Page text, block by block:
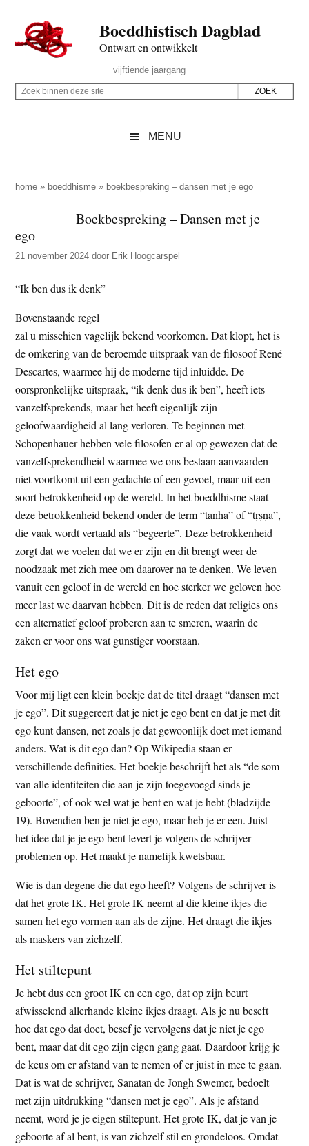
naar
de
inhoud
secondary
naar
de
sidebar
naar
de
Boeddhistisch Dagblad
Ontwart en ontwikkelt
Rechts
vijftiende jaargang
Z
p
z
e
s
t
e
Z
i
e
n
e
e
s
i
t
e
MENU
home » boeddhisme » boekbespreking – dansen met je ego
Boekbespreking – Dansen met je
ego
21 november 2024 door Erik Hoogcarspel
“Ik ben dus ik denk”
Bovenstaande regel
zal u misschien vagelijk bekend voorkomen. Dat klopt, het is
de omkering van de beroemde uitspraak van de filosoof René
Descartes, waarmee hij de moderne tijd inluidde. De
oorspronkelijke uitspraak, “ik denk dus ik ben”, heeft iets
vanzelfsprekends, maar het heeft eigenlijk zijn
geloofwaardigheid al lang verloren. Te beginnen met
Schopenhauer hebben vele filosofen er al op gewezen dat de
vanzelfsprekendheid waarmee we ons bestaan aanvaarden
niet voortkomt uit een gedachte of een gevoel, maar uit een
soort betrokkenheid op de wereld. In het boeddhisme staat
deze betrokkenheid bekend onder de term “tanha” of “tṛṣṇa”,
die vaak wordt vertaald als “begeerte”. Deze betrokkenheid
zorgt dat we voelen dat we er zijn en dit brengt weer de
noodzaak met zich mee om daarover na te denken. We leven
vanuit een geloof in de wereld en hoe sterker we geloven hoe
meer last we daarvan hebben. Dit is de reden dat religies ons
een alternatief geloof proberen aan te smeren, waarin de
zaken er voor ons wat gunstiger voorstaan.
Het ego
Voor mij ligt een klein boekje dat de titel draagt “dansen met
je ego”. Dit suggereert dat je niet je ego bent en dat je met dit
ego kunt dansen, net zoals je dat gewoonlijk doet met iemand
anders. Wat is dit ego dan? Op Wikipedia staan er
verschillende definities. Het boekje beschrijft het als “de som
van alle identiteiten die aan je zijn toegevoegd sinds je
geboorte”, of ook wel wat je bent en wat je hebt (bladzijde
19). Bovendien ben je niet je ego, maar heb je er een. Juist
het idee dat je je ego bent levert je volgens de schrijver
problemen op. Het maakt je namelijk kwetsbaar.
Wie is dan degene die dat ego heeft? Volgens de schrijver is
dat het grote IK. Het grote IK neemt al die kleine ikjes die
samen het ego vormen aan als de zijne. Het draagt die ikjes
als maskers van zichzelf.
Het stiltepunt
Je hebt dus een groot IK en een ego, dat op zijn beurt
afwisselend allerhande kleine ikjes draagt. Als je nu beseft
hoe dat ego dat doet, besef je vervolgens dat je niet je ego
bent, maar dat dit ego zijn eigen gang gaat. Daardoor krijg je
de keus om er afstand van te nemen of er juist in mee te gaan.
Dat is wat de schrijver, Sanatan de Jongh Swemer, bedoelt
met zijn uitdrukking “dansen met je ego”. Als je afstand
neemt, word je je eigen stiltepunt. Het grote IK, dat je van je
geboorte af al bent, is van zichzelf stil en grondeloos. Omdat